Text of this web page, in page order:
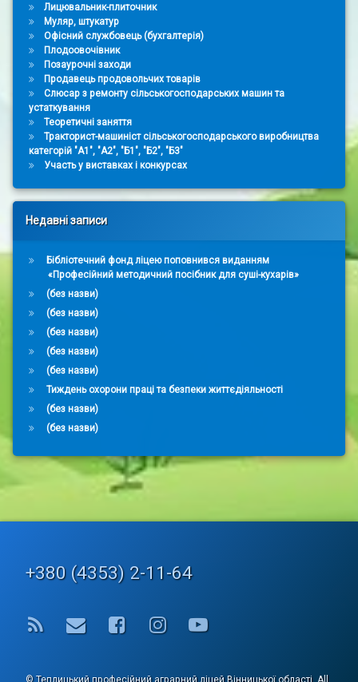
Лицювальник-плиточник
Муляр, штукатур
Офісний службовець (бухгалтерія)
Плодоовочівник
Позаурочні заходи
Продавець продовольчих товарів
Слюсар з ремонту сільськогосподарських машин та
устаткування
Теоретичні заняття
Тракторист-машиніст сільськогосподарського виробництва
категорій "А1", "А2", "Б1", "Б2", "Б3"
Участь у виставках і конкурсах
Недавні записи
Бібліотечний фонд ліцею поповнився виданням
«Професійний методичний посібник для суші-кухарів»
(без назви)
(без назви)
(без назви)
(без назви)
(без назви)
Тиждень охорони праці та безпеки життєдіяльності
(без назви)
(без назви)
Tel:
+380 (4353) 2-11-64
RSS E-mailFacebook
Instagram
YouTube
© Теплицький професійний аграрний ліцей Вінницької області. All